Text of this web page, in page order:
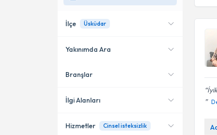
İlçe Üsküdar
Üsküdar
Kadıköy
Yakınımda Ara
Konumuma yakın uzmanları
Branşlar
Aile Danışmanı
İlgi Alanları
Hizmetler Cinsel isteksizlik